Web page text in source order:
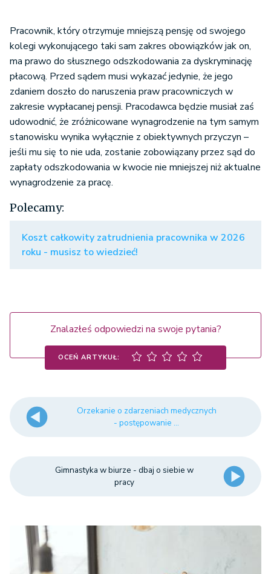
Pracownik, który otrzymuje mniejszą pensję od swojego
kolegi wykonującego taki sam zakres obowiązków jak on,
ma prawo do słusznego odszkodowania za dyskryminację
płacową. Przed sądem musi wykazać jedynie, że jego
zdaniem doszło do naruszenia praw pracowniczych w
zakresie wypłacanej pensji. Pracodawca będzie musiał zaś
udowodnić, że zróżnicowane wynagrodzenie na tym samym
stanowisku wynika wyłącznie z obiektywnych przyczyn –
jeśli mu się to nie uda, zostanie zobowiązany przez sąd do
zapłaty odszkodowania w kwocie nie mniejszej niż aktualne
wynagrodzenie za pracę.
Polecamy:
Koszt całkowity zatrudnienia pracownika w 2026
roku - musisz to wiedzieć!
Znalazłeś odpowiedzi na swoje pytania?
OCEŃ ARTYKUŁ:
Orzekanie o zdarzeniach medycznych
- postępowanie ...
Gimnastyka w biurze - dbaj o siebie w
pracy